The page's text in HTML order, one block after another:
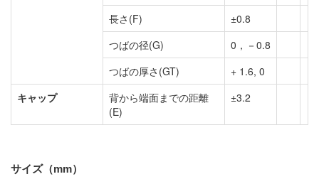
長さ(F)
±0.8
つばの径(G)
0，－0.8
つばの厚さ(GT)
+ 1.6, 0
キャップ
背から端面までの距離
(E)
±3.2
サイズ（mm）